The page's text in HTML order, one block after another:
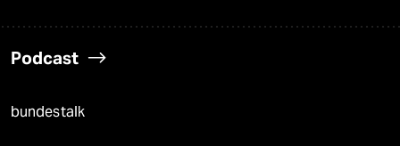
Podcast
bundestalk